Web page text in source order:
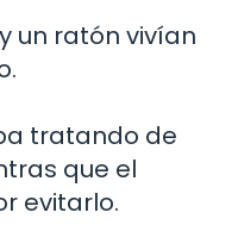
un ratón vivían
tratando de
que el
evitarlo.